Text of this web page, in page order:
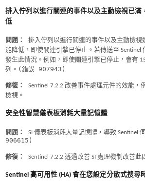
排入佇列以進行關連的事件以及主動檢視已滿
低
問題：
排入佇列以進行關連的事件以及主動檢視
能降低，即使關連引擎已停止。若傳送至 Sentinel
發生此情況。例如，即使關連引擎已停止，會有
列。 (錯誤 907943)
修復：
Sentinel 7.2.2 改善事件處理元件的效能，
檢視。
安全性智慧儀表板消耗大量記憶體
問題： SI 儀表板消耗大量記憶體，導致 Sentinel
906615)
修復： Sentinel 7.2.2 透過改善 SI 處理機制改善此
Sentinel 高可用性 (HA) 會在您設定分散式搜尋